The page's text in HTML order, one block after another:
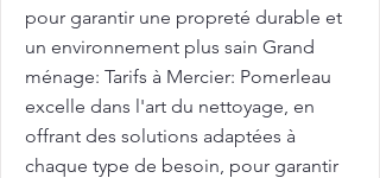
pour garantir une propreté durable et
un environnement plus sain Grand
ménage: Tarifs à Mercier: Pomerleau
excelle dans l'art du nettoyage, en
offrant des solutions adaptées à
chaque type de besoin, pour garantir